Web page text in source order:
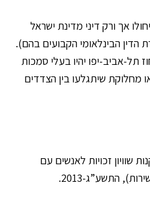
אך ורק דיני מדינת ישראל
הדין הבינלאומי הקבועים בהם).
אביב-יפו יהיו בעלי סמכות
מחלוקת שיתגלעו בין הצדדים
שוויון זכויות לאנשים עם
התשע”ג-2013.